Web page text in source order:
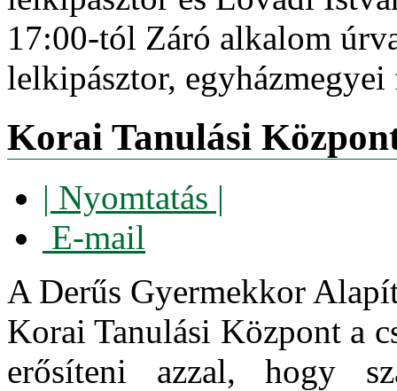
17:00-tól Záró alkalom
lelkipásztor,
Korai Tanulási
| Nyomtatás |
E-mail
A Derűs Gyermekkor
Korai Tanulási Központ a
erősíteni azzal, hogy